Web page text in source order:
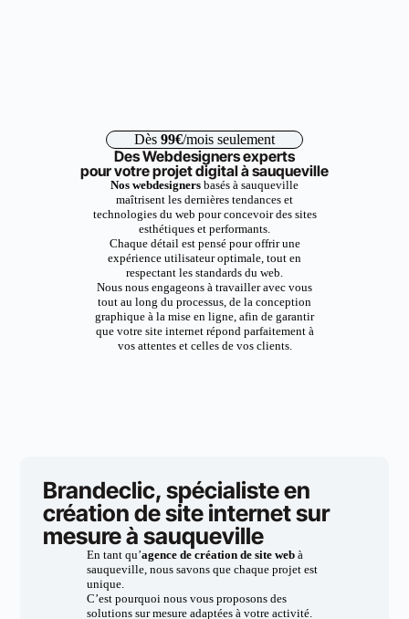
Dès 99€/mois seulement
Des Webdesigners experts
pour votre projet digital à sauqueville
Nos webdesigners basés à sauqueville
maîtrisent les dernières tendances et
technologies du web pour concevoir des sites
esthétiques et performants.
Chaque détail est pensé pour offrir une
expérience utilisateur optimale, tout en
respectant les standards du web.
Nous nous engageons à travailler avec vous
tout au long du processus, de la conception
graphique à la mise en ligne, afin de garantir
que votre site internet répond parfaitement à
vos attentes et celles de vos clients.
Brandeclic, spécialiste en
création de site internet sur
mesure à sauqueville
En tant qu’agence de création de site webà
sauqueville, nous savons que chaque projet est
unique.
C’est pourquoi nous vous proposons des
solutions sur mesure adaptées à votre activité.